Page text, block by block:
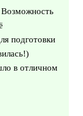
Возможность
подготовки
в отличном